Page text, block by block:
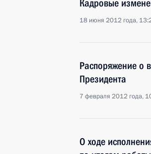
Кадровые
18 июня 2012 года,
Распоряжение о
Президента
7 февраля 2012 года,
О ходе